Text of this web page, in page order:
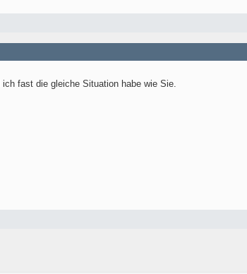
fast die gleiche Situation habe wie Sie.